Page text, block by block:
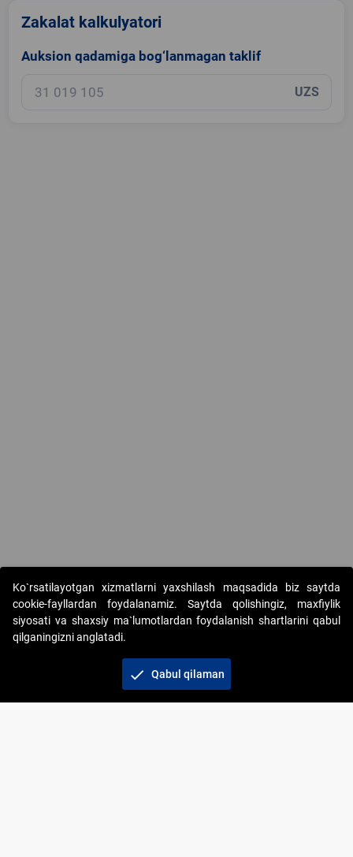
Zakalat kalkulyatori
Auksion qadamiga bog‘lanmagan taklif
UZS
Copyright © 2017-2026. "Elektron onlayn-auksionlarni
tashkil etish" AJ. Barcha huquqlar himoyalangan
Ko`rsatilayotgan xizmatlarni yaxshilash maqsadida biz saytda
cookie-fayllardan foydalanamiz. Saytda qolishingiz, maxfiylik
siyosati va shaxsiy ma`lumotlardan foydalanish shartlarini qabul
qilganingizni anglatadi.
check Qabul qilaman